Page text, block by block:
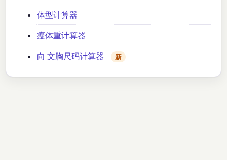
体型计算器
瘦体重计算器
向 文胸尺码计算器
新